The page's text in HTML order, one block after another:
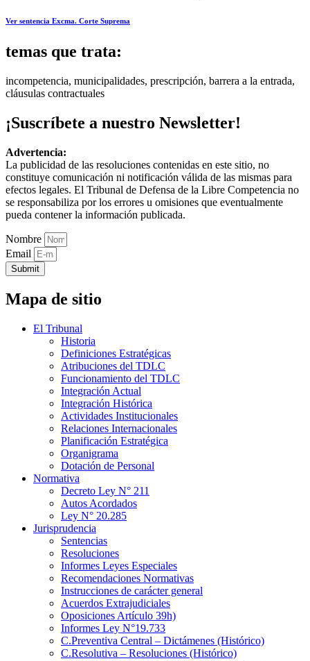
Ver sentencia Excma. Corte Suprema
temas que trata:
incompetencia, municipalidades, prescripción, barrera a la entrada,
cláusulas contractuales
¡Suscríbete a nuestro Newsletter!
Advertencia:
La publicidad de las resoluciones contenidas en este sitio, no
constituye comunicación ni notificación válida de las mismas para
efectos legales. El Tribunal de Defensa de la Libre Competencia no
se responsabiliza por los errores u omisiones que eventualmente
pueda contener la información publicada.
Nombre
Email
Submit
Mapa de sitio
El Tribunal
Historia
Definiciones Estratégicas
Atribuciones del TDLC
Funcionamiento del TDLC
Integración Actual
Integración Histórica
Actividades Institucionales
Relaciones Internacionales
Planificación Estratégica
Organigrama
Dotación de Personal
Normativa
Decreto Ley N° 211
Autos Acordados
Ley N° 20.285
Jurisprudencia
Sentencias
Resoluciones
Informes Leyes Especiales
Recomendaciones Normativas
Instrucciones de carácter general
Acuerdos Extrajudiciales
Oposiciones Artículo 39h)
Informes Ley N°19.733
C.Preventiva Central – Dictámenes (Histórico)
C.Resolutiva – Resoluciones (Histórico)